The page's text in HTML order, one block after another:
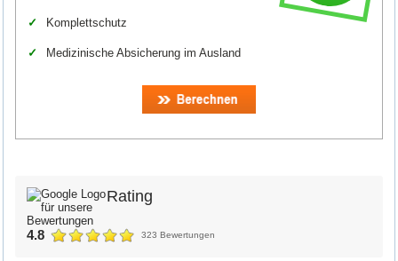
Komplettschutz
Medizinische Absicherung im Ausland
Rating
4.8 323 Bewertungen